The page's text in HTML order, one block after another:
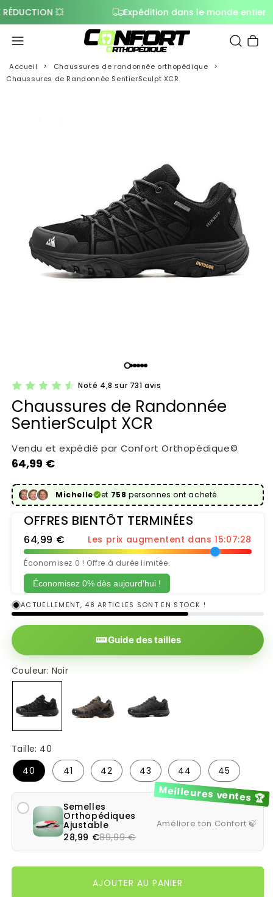
💥 Expédition dans le monde entier
Panier
Accueil
Chaussures de randonnée orthopédique
Chaussures de Randonnée SentierSculpt XCR
Noté 4,8 sur 731 avis
Chaussures de Randonnée
SentierSculpt XCR
Vendu et expédié par Confort Orthopédique©
Prix habituel
64,99 €
Michelle et 758 personnes ont acheté
OFFRES BIENTÔT TERMINÉES
64,99 € Les prix augmentent dans 15:07:27
Économisez 0 ! Offre à durée limitée.
Économisez 0% dès aujourd'hui !
ACTUELLEMENT, 48 ARTICLES SONT EN STOCK !
Guide des tailles
Couleur: Noir
Noir Marron Gris
Taille: 40
40
41 42 43 44 45
Meilleures ventes 🏆
Semelles
Orthopédiques
Ajustable
28,99 €89,99 €
Améliore ton Confort 🍃
AJOUTER AU PANIER